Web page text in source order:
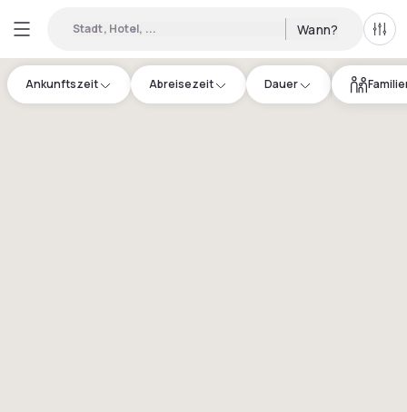
Stadt, Hotel, ... Wann? Alle
Ankunftszeit Abreisezeit Dauer